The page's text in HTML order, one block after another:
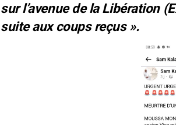
sur l’avenue de la Libération
suite aux coups reçus ».